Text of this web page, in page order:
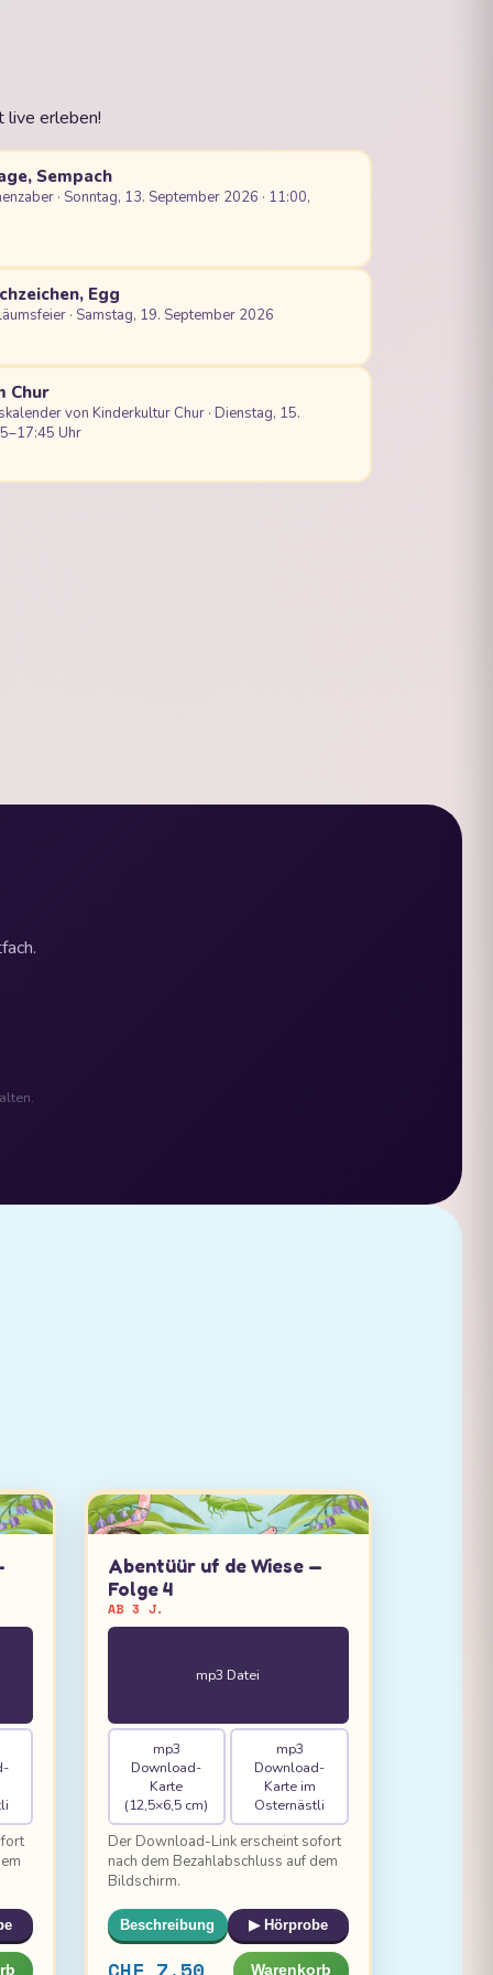
live erleben!
Sempach
· Sonntag, 13. September 2026 · 11:00,
Egg
· Samstag, 19. September 2026
Chur
von Kinderkultur Chur · Dienstag, 15.
Uhr
Abentüür uf de Wiese —
Folge 4
AB 3 J.
mp3 Datei
mp3
Download-
Karte
(12,5×6,5 cm)
mp3
Download-
Karte im
Osternästli
Der Download-Link erscheint sofort
nach dem Bezahlabschluss auf dem
Bildschirm.
Beschreibung ▶ Hörprobe
Warenkorb